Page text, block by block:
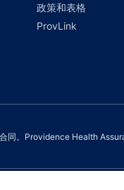
政策和表格
ProvLink
。Providence Health